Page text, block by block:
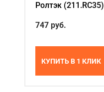
Ролтэк (211.RC35)
747 руб.
КУПИТЬ В 1 КЛИК